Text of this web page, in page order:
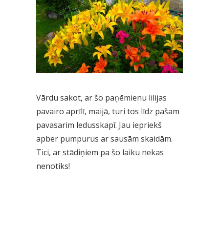
Vārdu sakot, ar šo paņēmienu lilijas
pavairo aprīlī, maijā, turi tos līdz pašam
pavasarim ledusskapī. Jau iepriekš
apber pumpurus ar sausām skaidām.
Tici, ar stādiņiem pa šo laiku nekas
nenotiks!